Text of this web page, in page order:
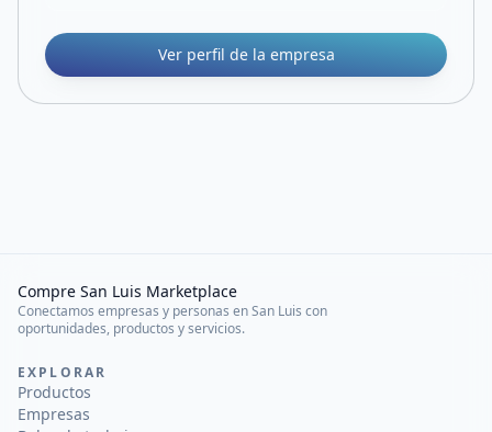
Ver perfil de la empresa
Compre San Luis Marketplace
Conectamos empresas y personas en San Luis con
oportunidades, productos y servicios.
EXPLORAR
Productos
Empresas